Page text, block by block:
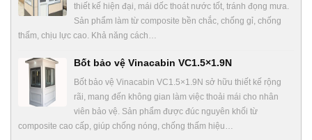
thiết kế hiện đại, mái dốc thoát nước tốt, tránh đọng mưa.
Sản phẩm làm từ composite bền chắc, chống gỉ, chống
thấm, chịu lực cao. Khả năng cách…
Bốt bảo vệ Vinacabin VC1.5×1.9N
Bốt bảo vệ Vinacabin VC1.5×1.9N sở hữu thiết kế rộng
rãi, mang đến không gian làm việc thoải mái cho nhân
viên bảo vệ. Sản phẩm được đúc nguyên khối từ
composite cao cấp, giúp chống nóng, chống thấm hiệu…